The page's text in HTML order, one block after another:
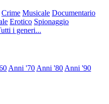
Crime Musicale Documentario
Erotico Spionaggio
i generi...
Anni '70 Anni '80 Anni '90